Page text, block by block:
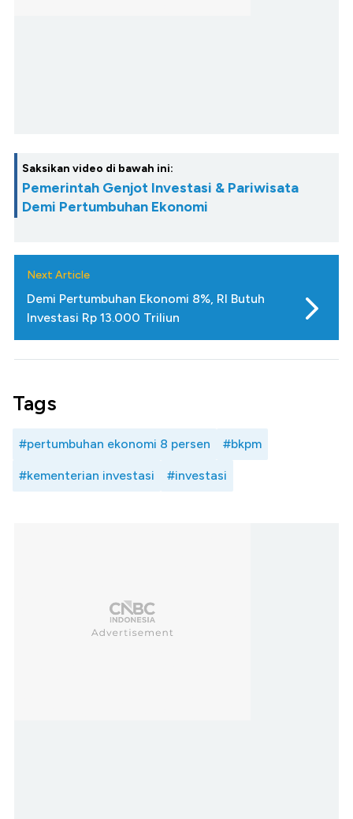
Saksikan video di bawah ini:
Pemerintah Genjot Investasi & Pariwisata
Demi Pertumbuhan Ekonomi
Next Article
Demi Pertumbuhan Ekonomi 8%, RI Butuh
Investasi Rp 13.000 Triliun
Tags
#pertumbuhan ekonomi 8 persen #bkpm
#kementerian investasi #investasi